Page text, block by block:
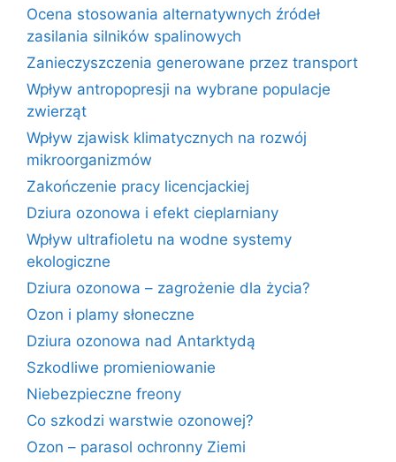
Ocena stosowania alternatywnych źródeł
zasilania silników spalinowych
Zanieczyszczenia generowane przez transport
Wpływ antropopresji na wybrane populacje
zwierząt
Wpływ zjawisk klimatycznych na rozwój
mikroorganizmów
Zakończenie pracy licencjackiej
Dziura ozonowa i efekt cieplarniany
Wpływ ultrafioletu na wodne systemy
ekologiczne
Dziura ozonowa – zagrożenie dla życia?
Ozon i plamy słoneczne
Dziura ozonowa nad Antarktydą
Szkodliwe promieniowanie
Niebezpieczne freony
Co szkodzi warstwie ozonowej?
Ozon – parasol ochronny Ziemi